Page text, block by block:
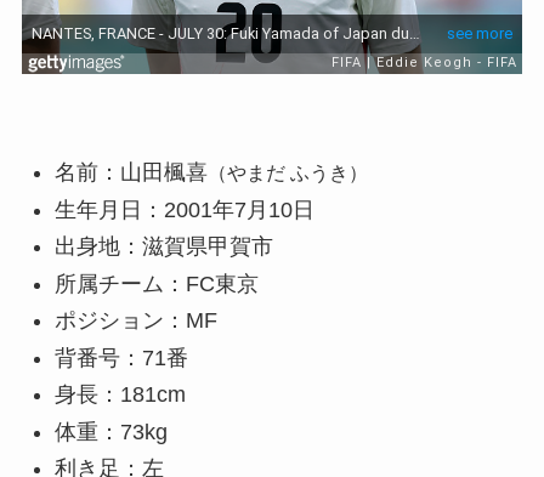
名前：山田楓喜（やまだ ふうき）
生年月日：2001年7月10日
出身地：滋賀県甲賀市
所属チーム：FC東京
ポジション：MF
背番号：71番
身長：181cm
体重：73kg
利き足：左